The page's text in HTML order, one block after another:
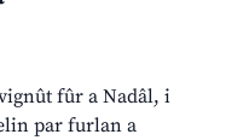
fûr a Nadâl, i
par furlan a